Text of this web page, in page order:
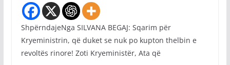
ShpërndajeNga SILVANA BEGAJ: Sqarim për
Kryeministrin, që duket se nuk po kupton thelbin e
revoltës rinore! Zoti Kryeministër, Ata që